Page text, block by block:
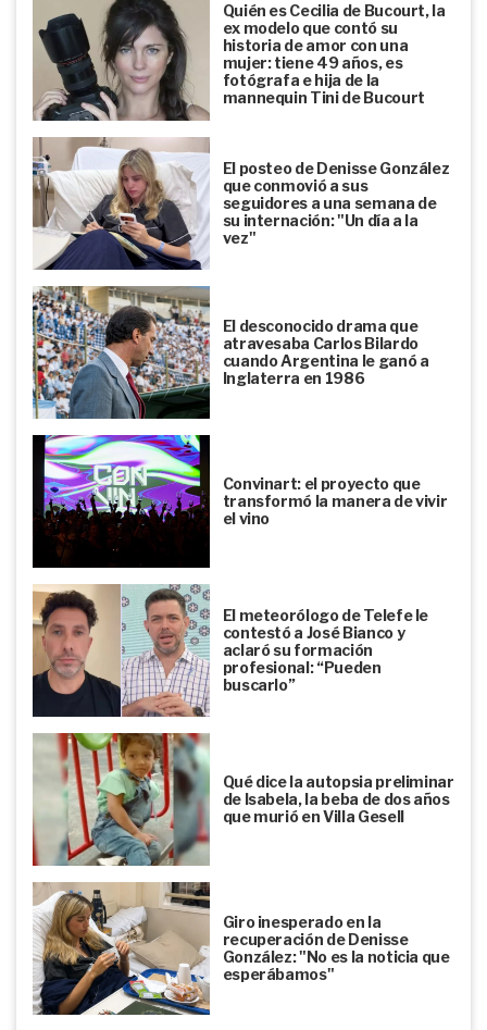
Quién es Cecilia de Bucourt, la
ex modelo que contó su
historia de amor con una
mujer: tiene 49 años, es
fotógrafa e hija de la
mannequin Tini de Bucourt
El posteo de Denisse González
que conmovió a sus
seguidores a una semana de
su internación: "Un día a la
vez"
El desconocido drama que
atravesaba Carlos Bilardo
cuando Argentina le ganó a
Inglaterra en 1986
Convinart: el proyecto que
transformó la manera de vivir
el vino
El meteorólogo de Telefe le
contestó a José Bianco y
aclaró su formación
profesional: “Pueden
buscarlo”
Qué dice la autopsia preliminar
de Isabela, la beba de dos años
que murió en Villa Gesell
Giro inesperado en la
recuperación de Denisse
González: "No es la noticia que
esperábamos"